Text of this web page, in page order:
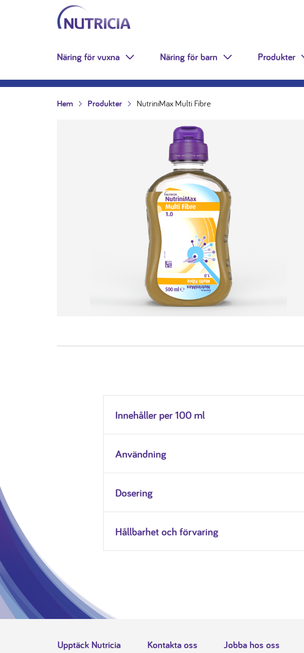
Hoppa till innehåll
Nutricia.se
Näring för vuxna Toggle Dropdown
Näring för barn Toggle Dropdown
Produkter
Hem Produkter NutriniMax Multi Fibre
Innehåller per 100 ml
Användning
Dosering
Hållbarhet och förvaring
Upptäck Nutricia Kontakta oss Jobba hos oss